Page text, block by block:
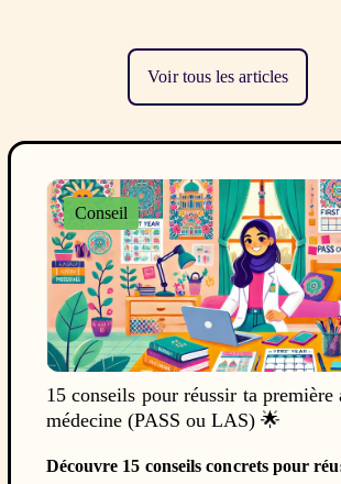
Voir tous les articles
Conseil
15 conseils pour réussir ta première
médecine (PASS ou LAS) 🌟
Découvre 15 conseils concrets pour